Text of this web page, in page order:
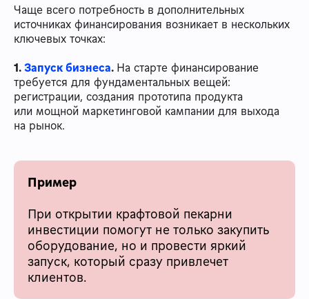
Чаще всего потребность в дополнительных
источниках финансирования возникает в нескольких
ключевых точках:
1.Запуск бизнеса. На старте финансирование
требуется для фундаментальных вещей:
регистрации, создания прототипа продукта
или мощной маркетинговой кампании для выхода
на рынок.
Пример
При открытии крафтовой пекарни
инвестиции помогут не только закупить
оборудование, но и провести яркий
запуск, который сразу привлечет
клиентов.